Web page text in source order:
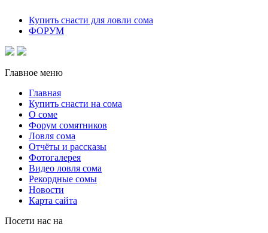
Купить снасти для ловли сома
ФОРУМ
Главное меню
Главная
Купить снасти на сома
О соме
Форум сомятников
Ловля сома
Отчёты и рассказы
Фотогалерея
Видео ловля сома
Рекордные сомы
Новости
Карта сайта
Посети нас на